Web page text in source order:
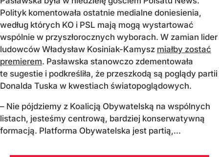
Polityk komentowała ostatnie medialne doniesienia,
według których KO i PSL mają mogą wystartować
wspólnie w przyszłorocznych wyborach. W zamian lider
ludowców Władysław Kosiniak-Kamysz miałby zostać
premierem. Pasławska stanowczo zdementowała
te sugestie i podkreśliła, że przeszkodą są poglądy partii
Donalda Tuska w kwestiach światopoglądowych.
– Nie pójdziemy z Koalicją Obywatelską na wspólnych
listach, jesteśmy centrową, bardziej konserwatywną
formacją. Platforma Obywatelska jest partią,...